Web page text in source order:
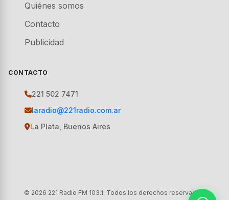
Quiénes somos
Contacto
Publicidad
CONTACTO
221 502 7471
laradio@221radio.com.ar
La Plata, Buenos Aires
© 2026 221 Radio FM 103.1. Todos los derechos reservados.